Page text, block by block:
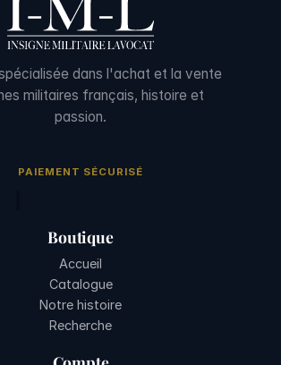
dans l'achat et la vente
militaires français, histoire et
passion.
PAIEMENT SÉCURISÉ
Boutique
Accueil
Catalogue
Notre histoire
Recherche